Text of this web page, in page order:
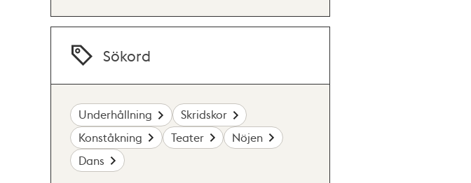
Sökord
Underhållning
Skridskor
Konståkning
Teater
Nöjen
Dans